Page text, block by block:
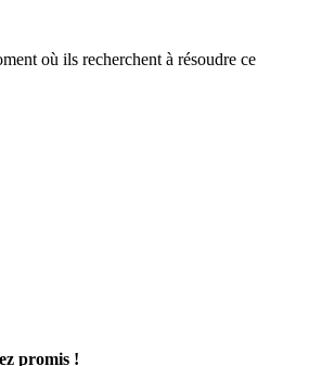
où ils recherchent à résoudre ce
promis !